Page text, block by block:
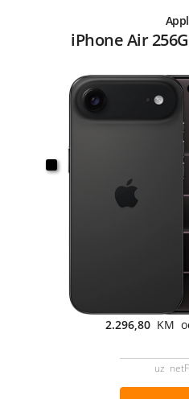
iPhone Air
2.296,80 KM
uz